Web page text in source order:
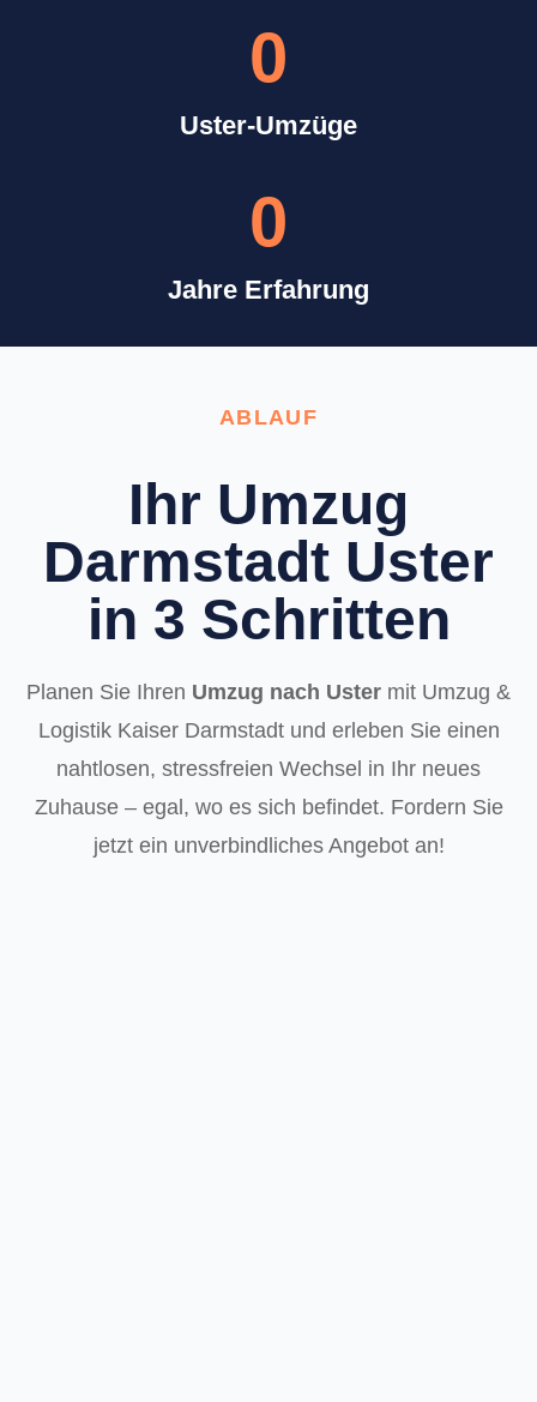
Uster-Umzüge
0
Jahre Erfahrung
0
ABLAUF
Ihr Umzug
Darmstadt Uster
in 3 Schritten
Planen Sie Ihren Umzug nach Uster mit Umzug &
Logistik Kaiser Darmstadt und erleben Sie einen
nahtlosen, stressfreien Wechsel in Ihr neues
Zuhause – egal, wo es sich befindet. Fordern Sie
jetzt ein unverbindliches Angebot an!